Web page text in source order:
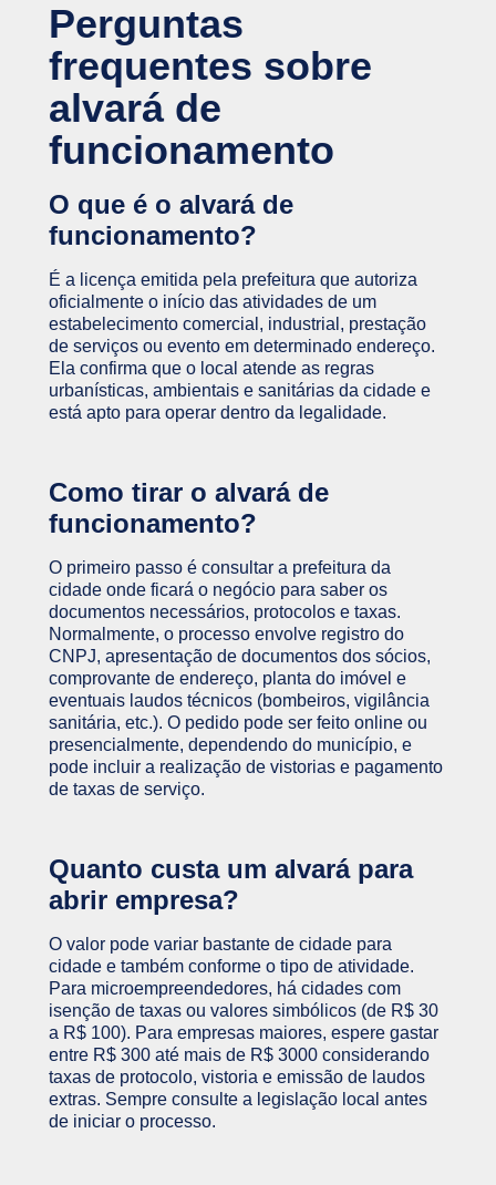
Perguntas
frequentes sobre
alvará de
funcionamento
O que é o alvará de
funcionamento?
É a licença emitida pela prefeitura que autoriza
oficialmente o início das atividades de um
estabelecimento comercial, industrial, prestação
de serviços ou evento em determinado endereço.
Ela confirma que o local atende as regras
urbanísticas, ambientais e sanitárias da cidade e
está apto para operar dentro da legalidade.
Como tirar o alvará de
funcionamento?
O primeiro passo é consultar a prefeitura da
cidade onde ficará o negócio para saber os
documentos necessários, protocolos e taxas.
Normalmente, o processo envolve registro do
CNPJ, apresentação de documentos dos sócios,
comprovante de endereço, planta do imóvel e
eventuais laudos técnicos (bombeiros, vigilância
sanitária, etc.). O pedido pode ser feito online ou
presencialmente, dependendo do município, e
pode incluir a realização de vistorias e pagamento
de taxas de serviço.
Quanto custa um alvará para
abrir empresa?
O valor pode variar bastante de cidade para
cidade e também conforme o tipo de atividade.
Para microempreendedores, há cidades com
isenção de taxas ou valores simbólicos (de R$ 30
a R$ 100). Para empresas maiores, espere gastar
entre R$ 300 até mais de R$ 3000 considerando
taxas de protocolo, vistoria e emissão de laudos
extras. Sempre consulte a legislação local antes
de iniciar o processo.